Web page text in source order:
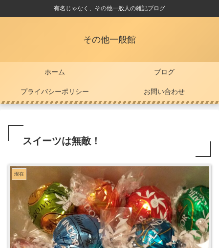
有名じゃなく、その他一般人の雑記ブログ
その他一般館
ホーム ブログ
プライバシーポリシー お問い合わせ
スイーツは無敵！
現在